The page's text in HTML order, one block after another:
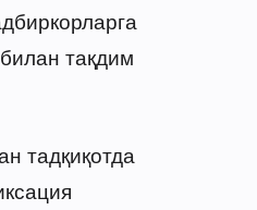
тақдим
тадқиқотда